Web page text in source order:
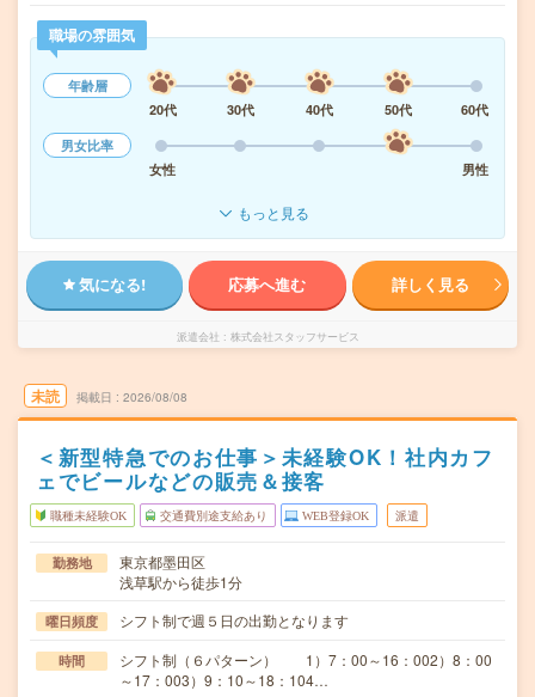
職場の雰囲気
年齢層
20代
30代 40代 50代
60代
男女比率
女性
男性
もっと見る
気になる! 応募へ進む 詳しく見る
派遣会社 株式会社スタッフサービス
未読 掲載日 2026/08/08
＜新型特急でのお仕事＞未経験OK！社内カフ
ェでビールなどの販売＆接客
職種未経験OK 交通費別途支給あり WEB登録OK 派遣
勤務地
東京都墨田区
浅草駅から徒歩1分
曜日頻度 シフト制で週５日の出勤となります
時間
シフト制（６パターン） 1）7：00～16：002）8：00
～17：003）9：10～18：104…